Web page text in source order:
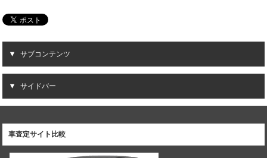
サブコンテンツ
サイドバー
車査定サイト比較